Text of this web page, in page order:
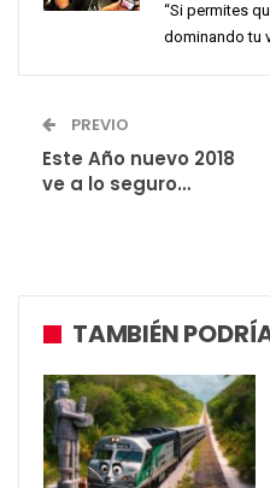
“Si permites
dominando tu
PREVIO
Este Año nuevo 2018
ve a lo seguro…
TAMBIÉN